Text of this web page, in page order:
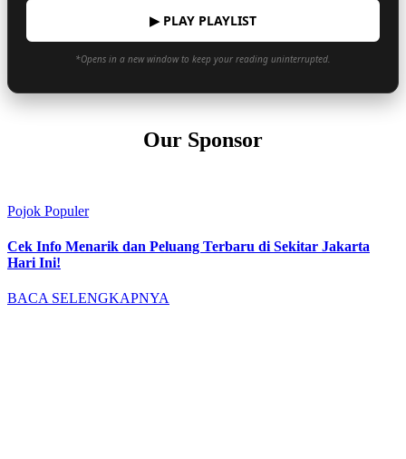
▶ PLAY PLAYLIST
*Opens in a new window to keep your reading uninterrupted.
Our Sponsor
Pojok Populer
Cek Info Menarik dan Peluang Terbaru di Sekitar Jakarta
Hari Ini!
BACA SELENGKAPNYA